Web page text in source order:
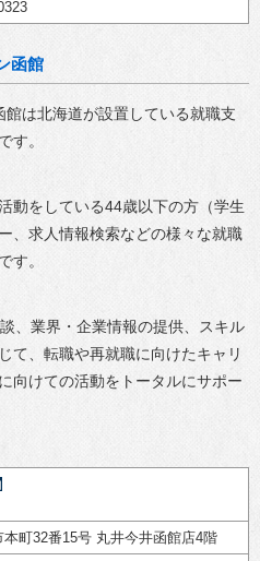
函館
は北海道が設置している就職支
す。
動をしている44歳以下の方（学生
、求人情報検索などの様々な就職
す。
、業界・企業情報の提供、スキル
て、転職や再就職に向けたキャリ
向けての活動をトータルにサポー
町32番15号 丸井今井函館店4階